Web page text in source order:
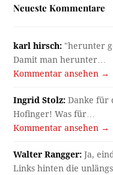
Neueste Kommentare
karl hirsch: "herunter
Damit man herunter…
Kommentar ansehen →
Ingrid Stolz: Danke für
Hofinger! Was für…
Kommentar ansehen →
Walter Rangger: Ja,
Links hinten die